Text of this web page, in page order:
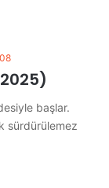
başlar.
sürdürülemez